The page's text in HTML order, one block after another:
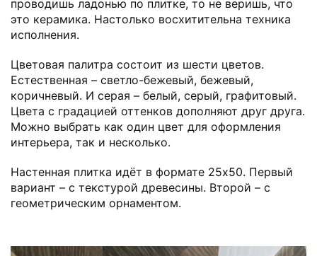
проводишь ладонью по плитке, то не веришь, что
это керамика. Настолько восхитительна техника
исполнения.
Цветовая палитра состоит из шести цветов.
Естественная – светло-бежевый, бежевый,
коричневый. И серая – белый, серый, графитовый.
Цвета с градацией оттенков дополняют друг друга.
Можно выбрать как один цвет для оформления
интерьера, так и несколько.
Настенная плитка идёт в формате 25х50. Первый
вариант – с текстурой древесины. Второй – с
геометрическим орнаментом.